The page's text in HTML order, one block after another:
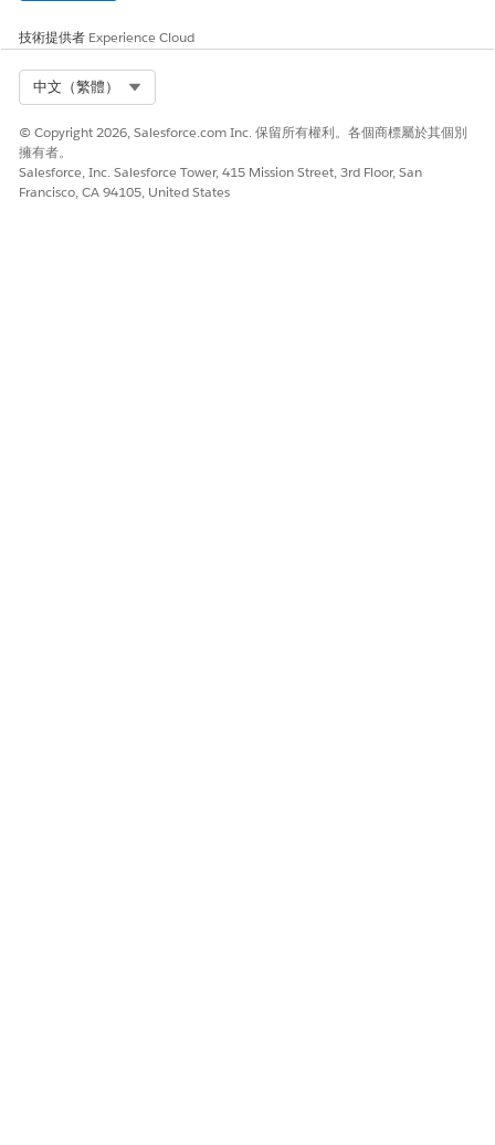
技術提供者 Experience Cloud
中文（繁體）
© Copyright 2026, Salesforce.com Inc. 保留所有權利。各個商標屬於其個別
擁有者。
Salesforce, Inc. Salesforce Tower, 415 Mission Street, 3rd Floor, San
Francisco, CA 94105, United States